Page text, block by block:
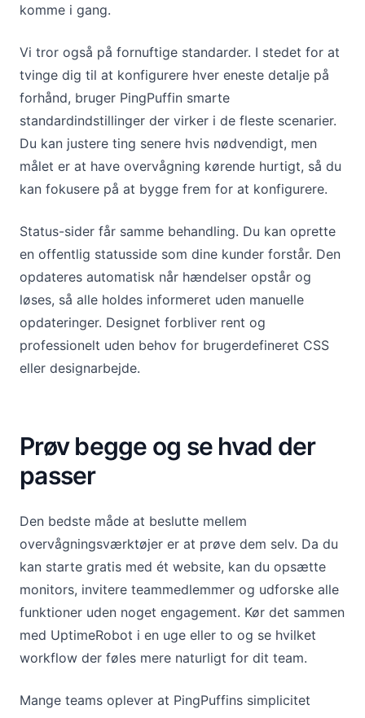
komme i gang.
Vi tror også på fornuftige standarder. I stedet for at
tvinge dig til at konfigurere hver eneste detalje på
forhånd, bruger PingPuffin smarte
standardindstillinger der virker i de fleste scenarier.
Du kan justere ting senere hvis nødvendigt, men
målet er at have overvågning kørende hurtigt, så du
kan fokusere på at bygge frem for at konfigurere.
Status-sider får samme behandling. Du kan oprette
en offentlig statusside som dine kunder forstår. Den
opdateres automatisk når hændelser opstår og
løses, så alle holdes informeret uden manuelle
opdateringer. Designet forbliver rent og
professionelt uden behov for brugerdefineret CSS
eller designarbejde.
Prøv begge og se hvad der
passer
Den bedste måde at beslutte mellem
overvågningsværktøjer er at prøve dem selv. Da du
kan starte gratis med ét website, kan du opsætte
monitors, invitere teammedlemmer og udforske alle
funktioner uden noget engagement. Kør det sammen
med UptimeRobot i en uge eller to og se hvilket
workflow der føles mere naturligt for dit team.
Mange teams oplever at PingPuffins simplicitet